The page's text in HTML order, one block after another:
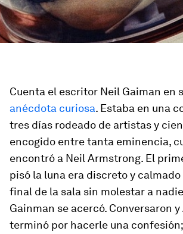
Cuenta el escritor Neil Gaiman en
anécdota curiosa. Estaba en una
tres días rodeado de artistas y
encogido entre tanta eminencia,
encontró a Neil Armstrong. El
pisó la luna era discreto y calmado
final de la sala sin molestar a
Gainman se acercó. Conversaron
terminó por hacerle una